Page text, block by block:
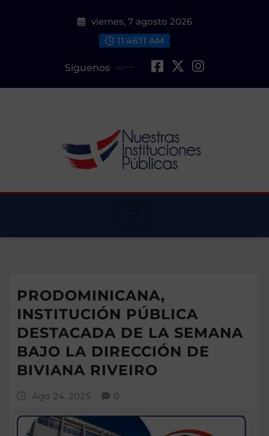
viernes, 7 agosto 2026
11:46:12 AM
Síguenos
PRODOMINICANA,
INSTITUCIÓN PÚBLICA
DESTACADA DE LA SEMANA
BAJO LA DIRECCIÓN DE
BIVIANA RIVEIRO
Ago 24, 2025 0